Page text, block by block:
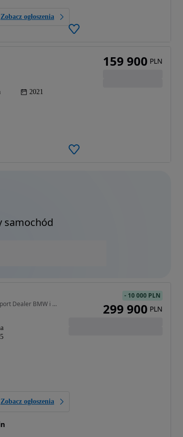
Zobacz ogłoszenia
2021
159 900 PLN
samochód
2998 cm3 • 392 KM • M440i xDrive M Sport Dealer BMW i MINI Bońkowscy
Zobacz ogłoszenia
- 10 000 PLN
299 900 PLN